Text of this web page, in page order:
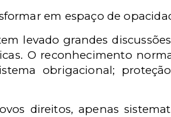
em espaço de
levado grandes
O reconhecimento
obrigacional;
direitos, apenas